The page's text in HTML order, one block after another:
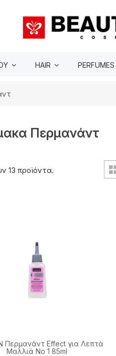
HAIR PERFUMES
Περμανάντ
13 προϊόντα.
Περμανάντ Effect για Λεπτά
Μαλλιά No 1 85ml